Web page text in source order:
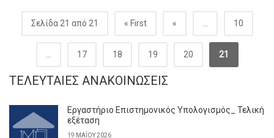
Σελίδα 21 από 21 « First « 10
17 18 19 20 21
ΤΕΛΕΥΤΑΊΕΣ ΑΝΑΚΟΙΝΏΣΕΙΣ
Εργαστήριο Επιστημονικός Υπολογισμός_ Τελική
εξέταση
19 ΜΑΪ́ΟΥ 2026